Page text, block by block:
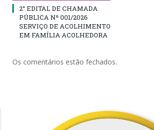
2° EDITAL DE CHAMADA
PÚBLICA Nº 001/2026
SERVIÇO DE ACOLHIMENTO
EM FAMÍLIA ACOLHEDORA
Os comentários estão fechados.